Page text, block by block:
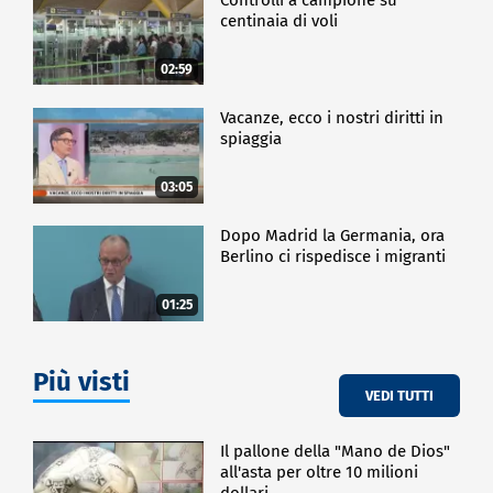
02:59
centinaia di voli
03:05
Vacanze, ecco i nostri diritti in
spiaggia
01:25
Dopo Madrid la Germania, ora
Berlino ci rispedisce i migranti
Più visti VEDI TUTTI
Il pallone della "Mano de Dios"
all'asta per oltre 10 milioni